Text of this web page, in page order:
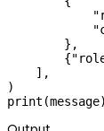
        },
        {
    ],
)
print (message)